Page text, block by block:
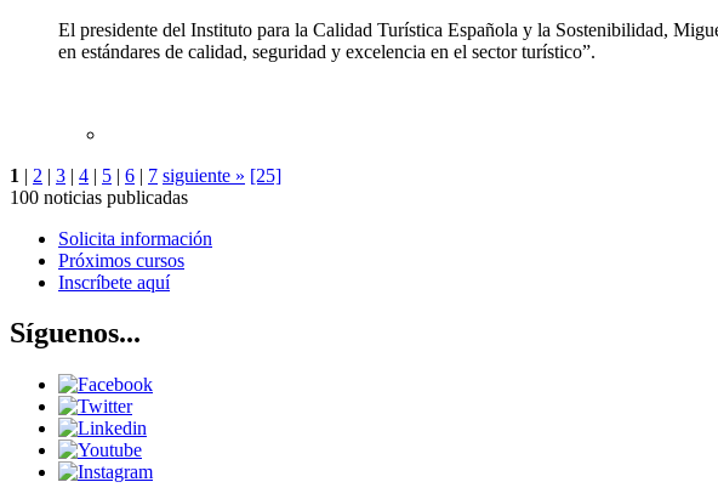
El presidente del Instituto para la Calidad Turística Española y la Sostenibilidad,
en estándares de calidad, seguridad y excelencia en el sector turístico”.
1 | 2 | 3 | 4 | 5 | 6 | 7 siguiente » [25]
100 noticias publicadas
Solicita información
Próximos cursos
Inscríbete aquí
Síguenos...